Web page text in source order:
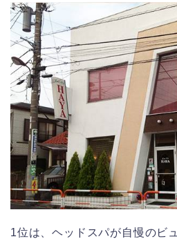
1位は、ヘッドスパが自慢のビ